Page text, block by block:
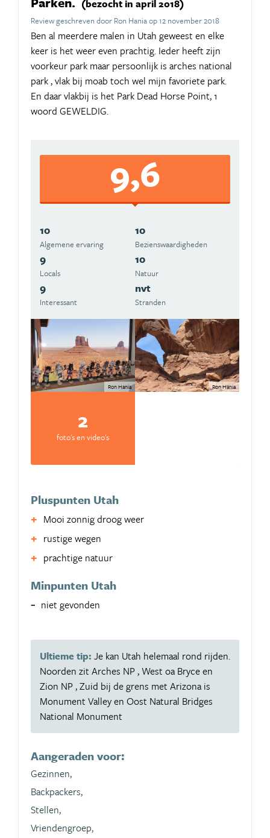
(bezocht in april 2018)
Review geschreven door Ron Hania op 12 november 2018
Ben al meerdere malen in Utah geweest en elke
keer is het weer even prachtig. Ieder heeft zijn
voorkeur park maar persoonlijk is arches national
park , vlak bij moab toch wel mijn favoriete park.
En daar vlakbij is het Park Dead Horse Point, 1
woord GEWELDIG.
9,6
10
Algemene ervaring
10
Beziens­waardigheden
9
Locals
10
Natuur
9
Interessant
nvt
Stranden
Ron Hania Ron Hania
2
foto's en video's
Pluspunten Utah
Mooi zonnig droog weer
rustige wegen
prachtige natuur
Minpunten Utah
niet gevonden
Ultieme tip: Je kan Utah helemaal rond rijden.
Noorden zit Arches NP , West oa Bryce en
Zion NP , Zuid bij de grens met Arizona is
Monument Valley en Oost Natural Bridges
National Monument
Aangeraden voor:
Gezinnen,
Backpackers,
Stellen,
Vriendengroep,